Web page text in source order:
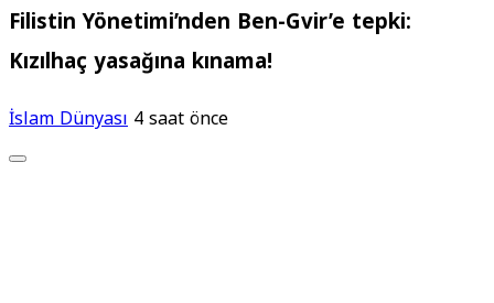
Filistin Yönetimi’nden Ben-Gvir’e tepki:
Kızılhaç yasağına kınama!
İslam Dünyası4 saat önce